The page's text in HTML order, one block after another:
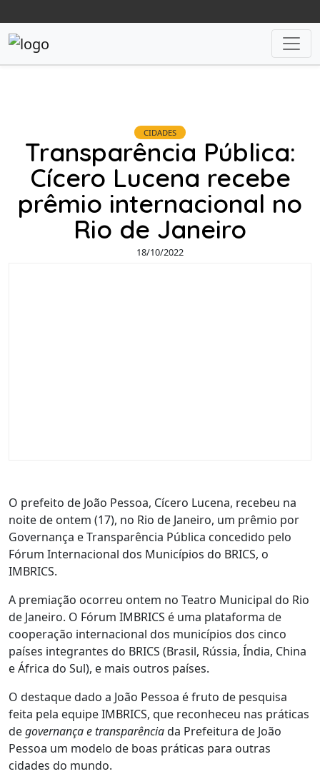
CIDADES
Transparência Pública:
Cícero Lucena recebe
prêmio internacional no
Rio de Janeiro
18/10/2022
O prefeito de João Pessoa, Cícero Lucena, recebeu na
noite de ontem (17), no Rio de Janeiro, um prêmio por
Governança e Transparência Pública concedido pelo
Fórum Internacional dos Municípios do BRICS, o
IMBRICS.
A premiação ocorreu ontem no Teatro Municipal do Rio
de Janeiro. O Fórum IMBRICS é uma plataforma de
cooperação internacional dos municípios dos cinco
países integrantes do BRICS (Brasil, Rússia, Índia, China
e África do Sul), e mais outros países.
O destaque dado a João Pessoa é fruto de pesquisa
feita pela equipe IMBRICS, que reconheceu nas práticas
degovernança e transparênciada Prefeitura de João
Pessoa um modelo de boas práticas para outras
cidades do mundo.